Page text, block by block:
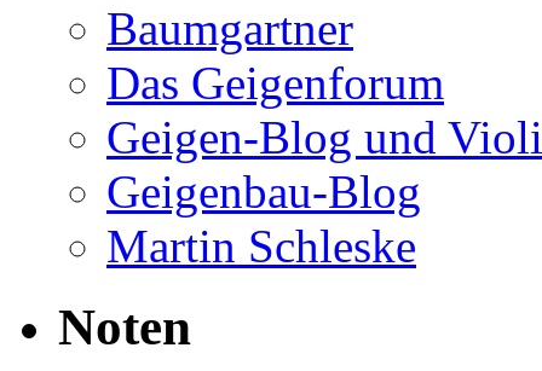
Baumgartner
Das Geigenforum
Geigen-Blog und
Geigenbau-Blog
Martin Schleske
Noten